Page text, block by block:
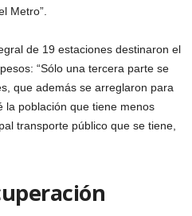
Metro”.
de 19 estaciones destinaron el
“Sólo una tercera parte se
que además se arreglaron para
la población que tiene menos
transporte público que se tiene,